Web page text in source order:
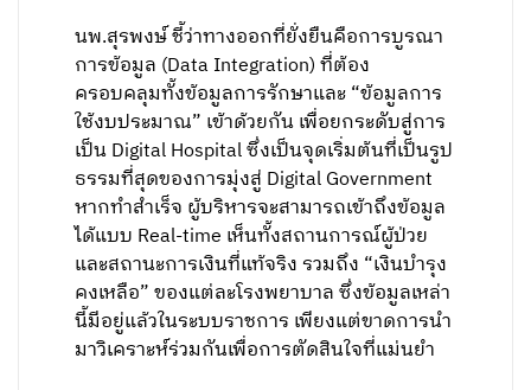
นพ.สุรพงษ์ ชี้ว่าทางออกที่ยั่งยืนคือการบูรณา
การข้อมูล (Data Integration) ที่ต้อง
ครอบคลุมทั้งข้อมูลการรักษาและ “ข้อมูลการ
ใช้งบประมาณ” เข้าด้วยกัน เพื่อยกระดับสู่การ
เป็น Digital Hospital ซึ่งเป็นจุดเริ่มต้นที่เป็นรูป
ธรรมที่สุดของการมุ่งสู่ Digital Government
หากทำสำเร็จ ผู้บริหารจะสามารถเข้าถึงข้อมูล
ได้แบบ Real-time เห็นทั้งสถานการณ์ผู้ป่วย
และสถานะการเงินที่แท้จริง รวมถึง “เงินบำรุง
คงเหลือ” ของแต่ละโรงพยาบาล ซึ่งข้อมูลเหล่า
นี้มีอยู่แล้วในระบบราชการ เพียงแต่ขาดการนำ
มาวิเคราะห์ร่วมกันเพื่อการตัดสินใจที่แม่นยำ